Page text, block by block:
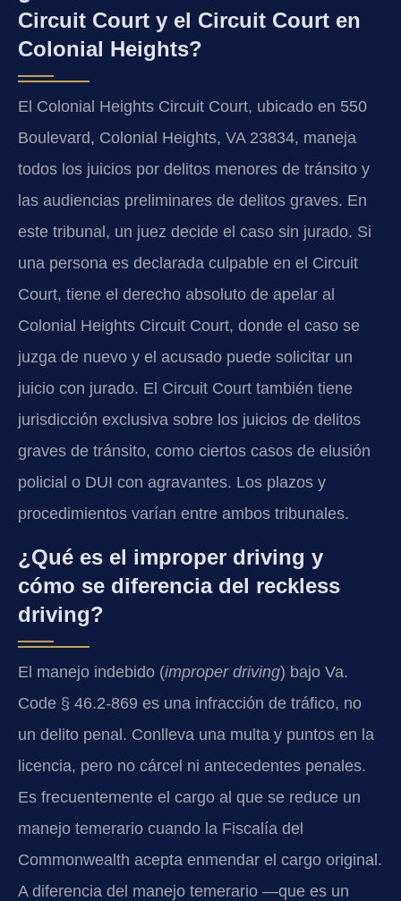
Circuit Court y el Circuit Court en
Colonial Heights?
El Colonial Heights Circuit Court, ubicado en 550
Boulevard, Colonial Heights, VA 23834, maneja
todos los juicios por delitos menores de tránsito y
las audiencias preliminares de delitos graves. En
este tribunal, un juez decide el caso sin jurado. Si
una persona es declarada culpable en el Circuit
Court, tiene el derecho absoluto de apelar al
Colonial Heights Circuit Court, donde el caso se
juzga de nuevo y el acusado puede solicitar un
juicio con jurado. El Circuit Court también tiene
jurisdicción exclusiva sobre los juicios de delitos
graves de tránsito, como ciertos casos de elusión
policial o DUI con agravantes. Los plazos y
procedimientos varían entre ambos tribunales.
¿Qué es el improper driving y
cómo se diferencia del reckless
driving?
El manejo indebido (improper driving) bajo Va.
Code § 46.2-869 es una infracción de tráfico, no
un delito penal. Conlleva una multa y puntos en la
licencia, pero no cárcel ni antecedentes penales.
Es frecuentemente el cargo al que se reduce un
manejo temerario cuando la Fiscalía del
Commonwealth acepta enmendar el cargo original.
A diferencia del manejo temerario —que es un